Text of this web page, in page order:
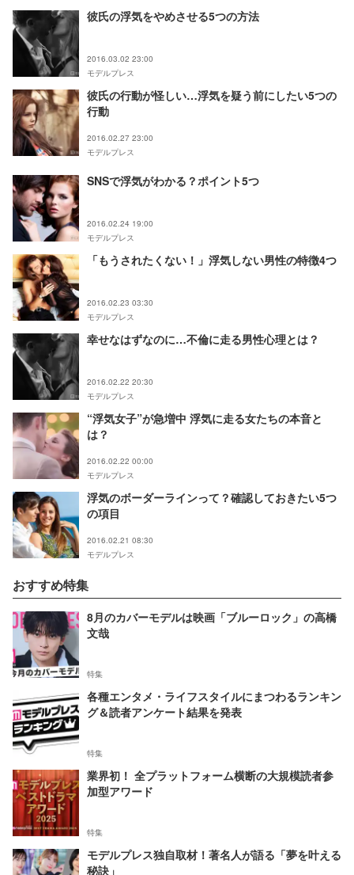
彼氏の浮気をやめさせる5つの方法
2016.03.02 23:00
モデルプレス
彼氏の行動が怪しい…浮気を疑う前にしたい5つの
行動
2016.02.27 23:00
モデルプレス
SNSで浮気がわかる？ポイント5つ
2016.02.24 19:00
モデルプレス
「もうされたくない！」浮気しない男性の特徴4つ
2016.02.23 03:30
モデルプレス
幸せなはずなのに…不倫に走る男性心理とは？
2016.02.22 20:30
モデルプレス
“浮気女子”が急増中 浮気に走る女たちの本音と
は？
2016.02.22 00:00
モデルプレス
浮気のボーダーラインって？確認しておきたい5つ
の項目
2016.02.21 08:30
モデルプレス
おすすめ特集
8月のカバーモデルは映画「ブルーロック」の高橋
文哉
特集
各種エンタメ・ライフスタイルにまつわるランキン
グ＆読者アンケート結果を発表
特集
業界初！ 全プラットフォーム横断の大規模読者参
加型アワード
特集
モデルプレス独自取材！著名人が語る「夢を叶える
秘訣」